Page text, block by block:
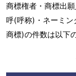
商標権者・商標出
呼(呼称)・ネーミン
商標)の件数は以下